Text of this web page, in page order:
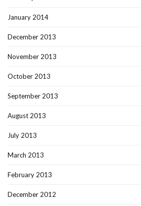
January 2014
December 2013
November 2013
October 2013
September 2013
August 2013
July 2013
March 2013
February 2013
December 2012